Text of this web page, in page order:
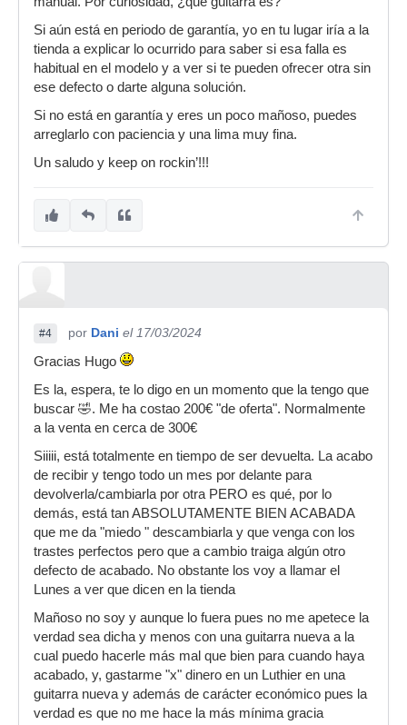
Si aún está en periodo de garantía, yo en tu lugar iría a la
tienda a explicar lo ocurrido para saber si esa falla es
habitual en el modelo y a ver si te pueden ofrecer otra sin
ese defecto o darte alguna solución.
Si no está en garantía y eres un poco mañoso, puedes
arreglarlo con paciencia y una lima muy fina.
Un saludo y keep on rockin’!!!
#4 por Dani el 17/03/2024
Gracias Hugo
Es la, espera, te lo digo en un momento que la tengo que
buscar 🤣. Me ha costao 200€ "de oferta". Normalmente
a la venta en cerca de 300€
Siiiii, está totalmente en tiempo de ser devuelta. La acabo
de recibir y tengo todo un mes por delante para
devolverla/cambiarla por otra PERO es qué, por lo
demás, está tan ABSOLUTAMENTE BIEN ACABADA
que me da "miedo " descambiarla y que venga con los
trastes perfectos pero que a cambio traiga algún otro
defecto de acabado. No obstante los voy a llamar el
Lunes a ver que dicen en la tienda
Mañoso no soy y aunque lo fuera pues no me apetece la
verdad sea dicha y menos con una guitarra nueva a la
cual puedo hacerle más mal que bien para cuando haya
acabado, y, gastarme "x" dinero en un Luthier en una
guitarra nueva y además de carácter económico pues la
verdad es que no me hace la más mínima gracia